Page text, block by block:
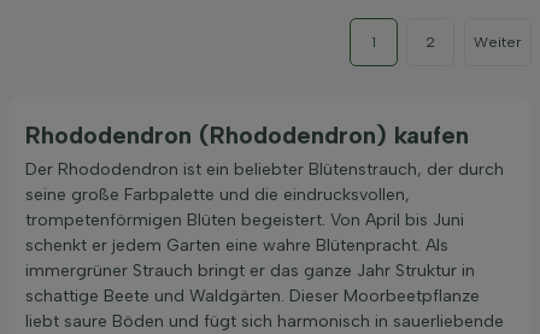
1 2 Weiter
Rhododendron (Rhododendron) kaufen
Der Rhododendron ist ein beliebter Blütenstrauch, der durch
seine große Farbpalette und die eindrucksvollen,
trompetenförmigen Blüten begeistert. Von April bis Juni
schenkt er jedem Garten eine wahre Blütenpracht. Als
immergrüner Strauch bringt er das ganze Jahr Struktur in
schattige Beete und Waldgärten. Dieser Moorbeetpflanze
liebt saure Böden und fügt sich harmonisch in sauerliebende